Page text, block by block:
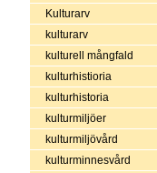
Kulturarv
kulturarv
kulturell mångfald
kulturhistioria
kulturhistoria
kulturmiljöer
kulturmiljövård
kulturminnesvård